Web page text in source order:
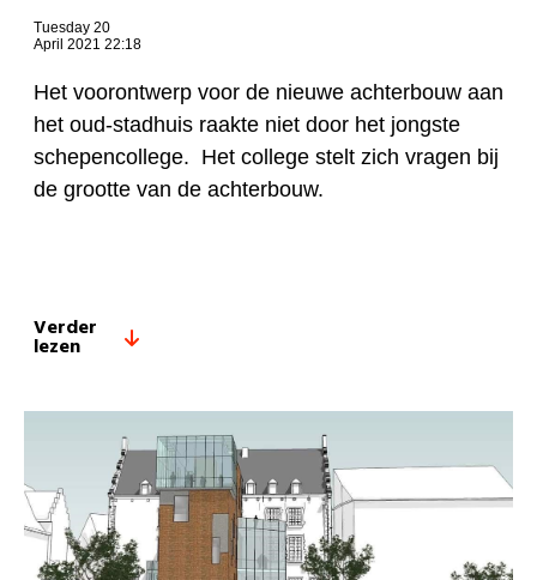
Tuesday 20
April 2021 22:18
Het voorontwerp voor de nieuwe achterbouw aan
het oud-stadhuis raakte niet door het jongste
schepencollege. Het college stelt zich vragen bij
de grootte van de achterbouw.
Verder
lezen